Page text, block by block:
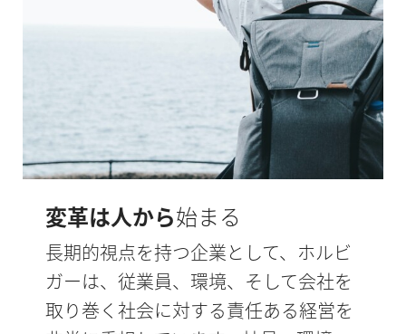
変革は人から始まる
長期的視点を持つ企業として、ホルビ
ガーは、従業員、環境、そして会社を
取り巻く社会に対する責任ある経営を